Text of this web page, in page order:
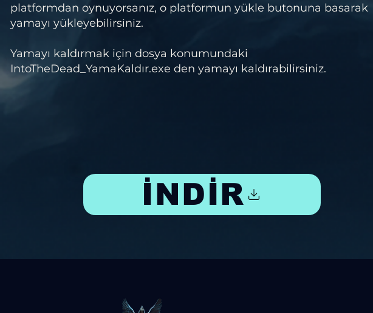
platformdan oynuyorsanız, o platformun yükle butonuna basarak
yamayı yükleyebilirsiniz.
Yamayı kaldırmak için dosya konumundaki
IntoTheDead_YamaKaldır.exe den yamayı kaldırabilirsiniz.
İNDİR